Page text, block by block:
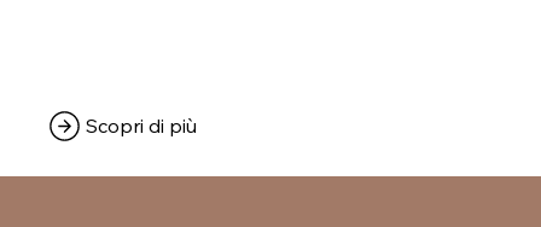
Scopri di più